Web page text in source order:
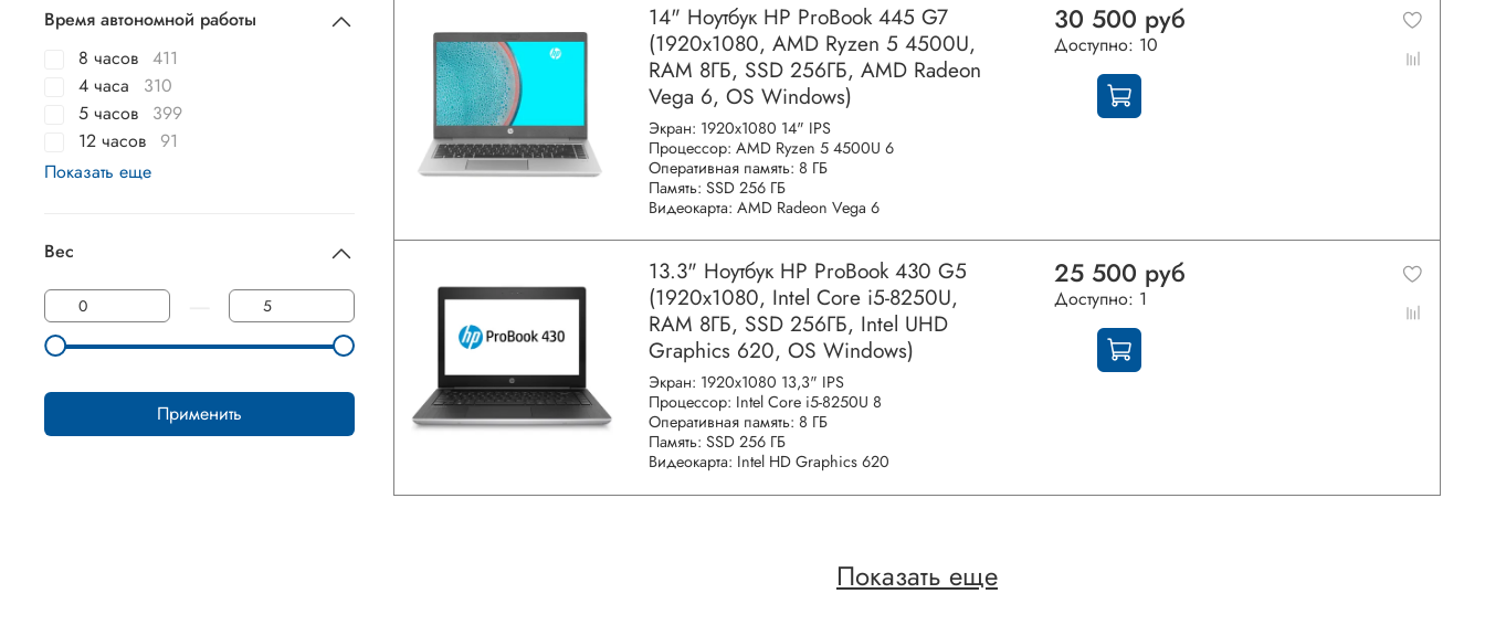
14" Ноутбук HP ProBook 445 G7
(1920x1080, AMD Ryzen 5 4500U,
RAM 8ГБ, SSD 256ГБ, AMD Radeon
Vega 6, OS Windows)
Экран: 1920x1080 14" IPS
Процессор: AMD Ryzen 5 4500U 6
Оперативная память: 8 ГБ
Память: SSD 256 ГБ
Видеокарта: AMD Radeon Vega 6
30 500 руб
Доступно: 10
13.3" Ноутбук HP ProBook 430 G5
(1920x1080, Intel Core i5-8250U,
RAM 8ГБ, SSD 256ГБ, Intel UHD
Graphics 620, OS Windows)
Экран: 1920x1080 13,3" IPS
Процессор: Intel Core i5-8250U 8
Оперативная память: 8 ГБ
Память: SSD 256 ГБ
Видеокарта: Intel HD Graphics 620
25 500 руб
Доступно: 1
Показать еще
Время автономной работы
8 часов 411
4 часа
310
5 часов
399
12 часов
91
Показать еще
Вес
Применить